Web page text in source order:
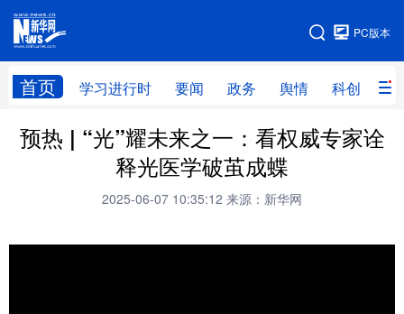
PC版本
首页 学习进行时 要闻 政务 舆情 科创 产
网站地图
首页 学习进行时 要闻 政务
科创 产经
民生
房产 体育 健康 图片
预热 | “光”耀未来之一：看权威专家诠
释光医学破茧成蝶
2025-06-07 10:35:12 来源：新华网